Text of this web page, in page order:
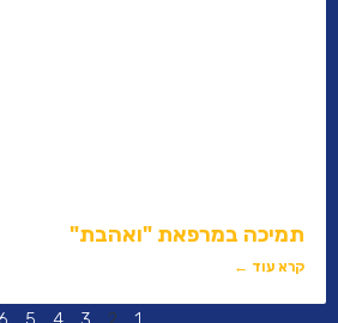
תמיכה במרפאת "ואהבת"
קרא עוד ←